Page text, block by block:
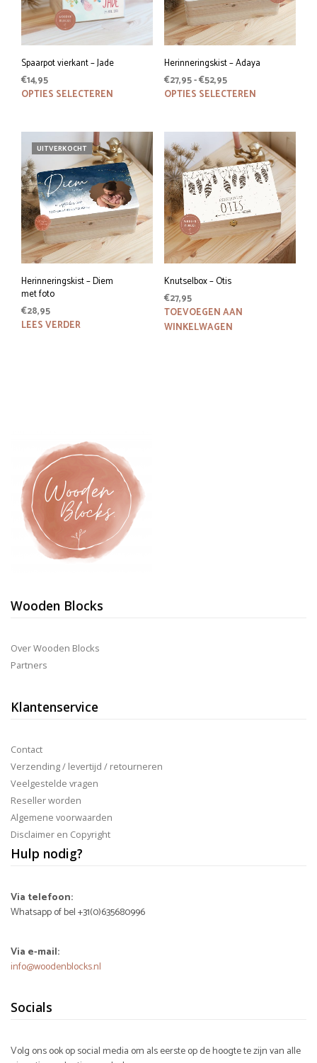
Spaarpot vierkant – Jade
€14,95
OPTIES SELECTEREN
meerdere
variaties.
Deze
optie
kan
gekozen
worden
Herinneringskist – Adaya
€27,95-€52,95Prijsklasse:
€27,95
OPTIES SELECTEREN
Deze
op
de
UITVERKOCHT
Herinneringskist – Diem
met foto
€28,95
LEES VERDER
Knutselbox – Otis
€27,95
TOEVOEGEN AAN
WINKELWAGEN
Wooden Blocks
Over Wooden Blocks
Partners
Klantenservice
Contact
Verzending / levertijd / retourneren
Veelgestelde vragen
Reseller worden
Algemene voorwaarden
Disclaimer en Copyright
Hulp nodig?
Via telefoon:
Whatsapp of bel +31(0)635680996
Via e-mail:
info@woodenblocks.nl
Socials
Volg ons ook op social media om als eerste op de hoogte te zijn van alle